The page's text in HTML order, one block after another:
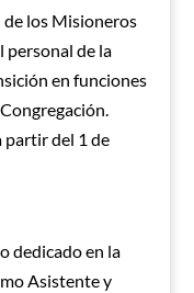
los Misioneros
personal de la
en funciones
partir del 1 de
dedicado en la
Asistente y